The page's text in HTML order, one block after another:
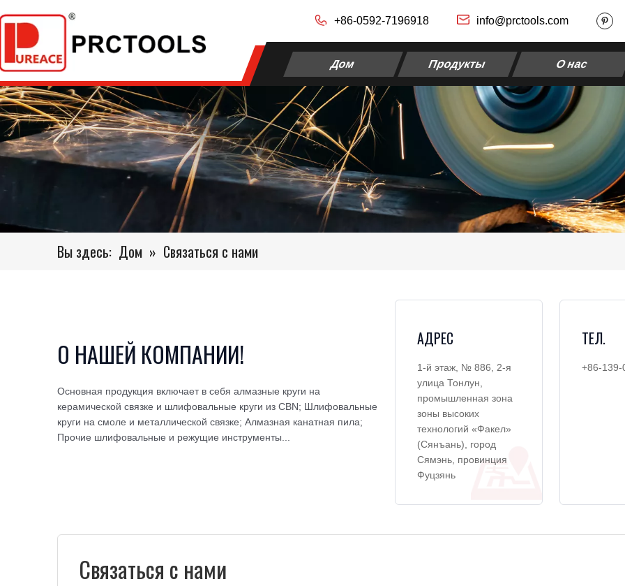
+86-0592-7196918 info@prctools.com
Дом Продукты О нас
Вы здесь: Дом » Связаться с нами
О НАШЕЙ КОМПАНИИ!
Основная продукция включает в себя алмазные круги на
керамической связке и шлифовальные круги из CBN; Шлифовальные
круги на смоле и металлической связке; Алмазная канатная пила;
Прочие шлифовальные и режущие инструменты...
АДРЕС
1-й этаж, № 886, 2-я
улица Тонлун,
промышленная зона
зоны высоких
технологий «Факел»
(Сянъань), город
Сямэнь, провинция
Фуцзянь
ТЕЛ.
+86-139-
Связаться с нами